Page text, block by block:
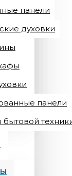
панели
духовки
панели
бытовой